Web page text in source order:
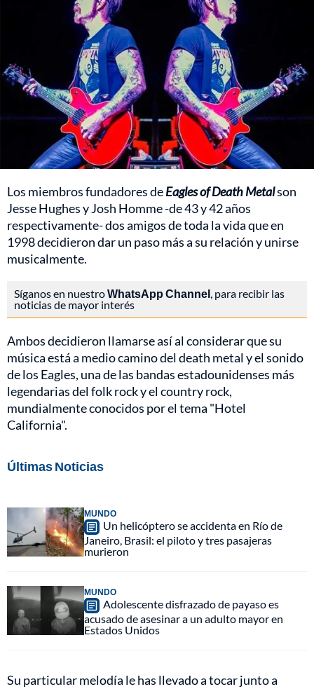
Los miembros fundadores deEagles of Death Metalson
Jesse Hughes y Josh Homme -de 43 y 42 años
respectivamente- dos amigos de toda la vida que en
1998 decidieron dar un paso más a su relación y unirse
musicalmente.
Síganos en nuestroWhatsApp Channel, para recibir las
noticias de mayor interés
Ambos decidieron llamarse así al considerar que su
música está a medio camino del death metal y el sonido
de los Eagles, una de las bandas estadounidenses más
legendarias del folk rock y el country rock,
mundialmente conocidos por el tema "Hotel
California".
Últimas Noticias
MUNDO
Un helicóptero se accidenta en Río de
Janeiro, Brasil: el piloto y tres pasajeras
murieron
MUNDO
Adolescente disfrazado de payaso es
acusado de asesinar a un adulto mayor en
Estados Unidos
Su particular melodía le has llevado a tocar junto a